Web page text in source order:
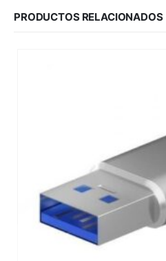
PRODUCTOS RELACIONADOS